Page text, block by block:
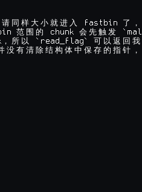
请 同 样 大 小 就 进 入 fastbin 了
，
范 围 的 chunk 会 先 触 发
， 所 以 `read_flag` 可 以 返 回 我
没 有 清 除 结 构 体 中 保 存 的 指 针
，